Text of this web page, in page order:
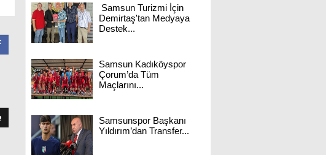
Samsun Turizmi İçin
Demirtaş'tan Medyaya
Destek...
Samsun Kadıköyspor
Çorum’da Tüm
Maçlarını...
Samsunspor Başkanı
Yıldırım’dan Transfer...